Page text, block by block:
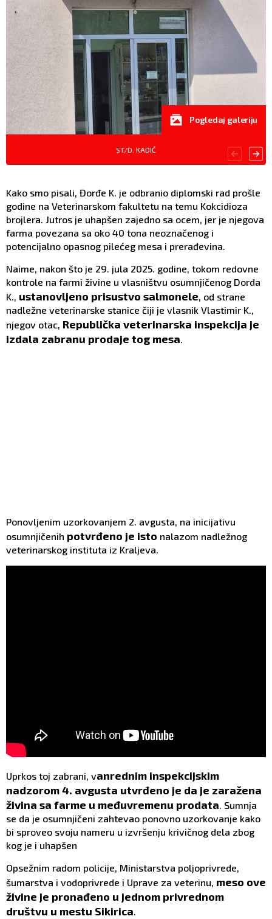
ST/D. KADIĆ
Pogledaj galeriju
Kako smo pisali, Đorđe K. je odbranio diplomski rad prošle
godine na Veterinarskom fakultetu na temu Kokcidioza
brojlera. Jutros je uhapšen zajedno sa ocem, jer je njegova
farma povezana sa oko 40 tona neoznačenog i
potencijalno opasnog pilećeg mesa i prerađevina.
Naime, nakon što je 29. jula 2025. godine, tokom redovne
kontrole na farmi živine u vlasništvu osumnjičenog Dorda
K., ustanovljeno prisustvo salmonele, od strane
nadležne veterinarske stanice čiji je vlasnik Vlastimir K.,
njegov otac, Republička veterinarska inspekcija je
izdala zabranu prodaje tog mesa.
Ponovljenim uzorkovanjem 2. avgusta, na inicijativu
osumnjičenih potvrđeno je isto nalazom nadležnog
veterinarskog instituta iz Kraljeva.
Uprkos toj zabrani, vanrednim inspekcijskim
nadzorom 4. avgusta utvrđeno je da je zaražena
živina sa farme u međuvremenu prodata. Sumnja
se da je osumnjičeni zahtevao ponovno uzorkovanje kako
bi sproveo svoju nameru u izvršenju krivičnog dela zbog
kog je i uhapšen
Opsežnim radom policije, Ministarstva poljoprivrede,
šumarstva i vodoprivrede i Uprave za veterinu, meso ove
živine je pronađeno u jednom privrednom
društvu u mestu Sikirica.